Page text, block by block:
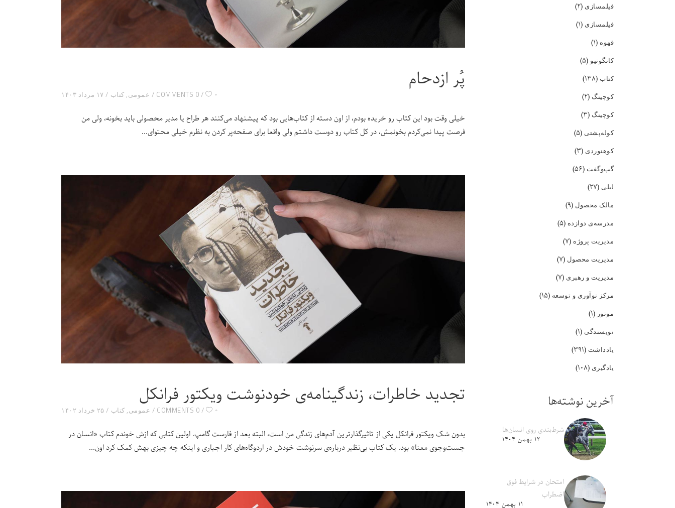
پُر ازدحام
۱۷ مرداد ۱۴۰۳ عمومی, کتاب 0 COMMENTS ۰
خیلی وقت بود این کتاب رو خریده بودم، از اون دسته از کتاب‌هایی بود که پیشنهاد می‌کنند هر طراح یا مدیر محصولی باید بخونه، ولی من
فرصت پیدا نمی‌کردم بخونمش، در کل کتاب رو دوست داشتم ولی واقعا برای صفحه‌پر کردن به نظرم خیلی محتوای
تجدید خاطرات، زندگینامه‌ی خودنوشت ویکتور فرانکل
۲۵ خرداد ۱۴۰۲ عمومی, کتاب 0 COMMENTS ۰
بدون شک ویکتور فرانکل یکی از تاثیرگذارترین آدم‌های زندگی من است، البته بعد از فارست گامپ. اولین کتابی که ازش خوندم کتاب «انسان در
جست‌و‌جوی معنا» بود. یک کتاب بی‌نظیر درباره‌ی سرنوشت خودش در اردوگاه‌های کار اجباری و اینکه چه چیزی بهش کمک کرد اون
فیلمسازی (۲)
فیلمسازی (۱)
قهوه (۱)
کانگونیو(۵)
کتاب (۱۳۸)
کوچینگ (۲)
کوچینگ (۳)
کوله‌پشتی (۵)
کوهنوردی (۳)
گپ‌و‌گفت (۵۶)
لیلی (۲۷)
مالک محصول (۹)
مدرسه‌ی دوازده (۵)
مدیریت پروژه (۷)
مدیریت محصول (۷)
مدیریت و رهبری (۷)
مرکز نوآوری و توسعه (۱۵)
موتور(۱)
نویسندگی (۱)
یادداشت (۳۹۱)
یادگیری (۱۰۸)
آخرین نوشته‌ها
شرط‌بندی روی انسان‌ها
۱۲ بهمن ۱۴۰۴
امتحان در شرایط فوق
اضطراب
۱۱ بهمن ۱۴۰۴